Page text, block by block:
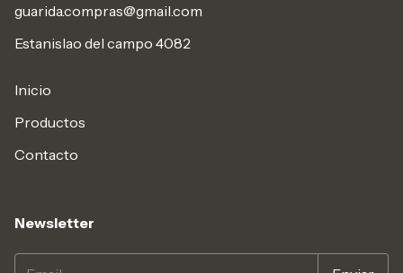
guarida.compras@gmail.com
Estanislao del campo 4082
Inicio
Productos
Contacto
Newsletter